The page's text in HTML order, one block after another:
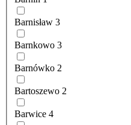
Barnisław 3
Barnkowo 3
Barnówko 2
Bartoszewo 2
Barwice 4